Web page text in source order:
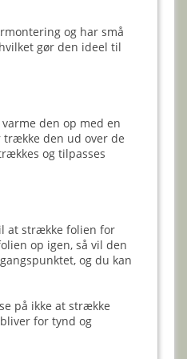
og har små
gør den ideel til
den op med en
den ud over de
og tilpasses
at strække folien for
op igen, så vil den
og du kan
på ikke at strække
for tynd og